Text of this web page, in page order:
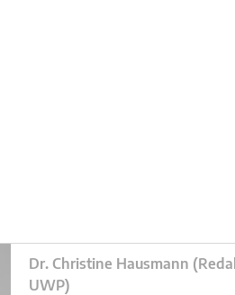
Dr. Christine Hausmann
UWP)